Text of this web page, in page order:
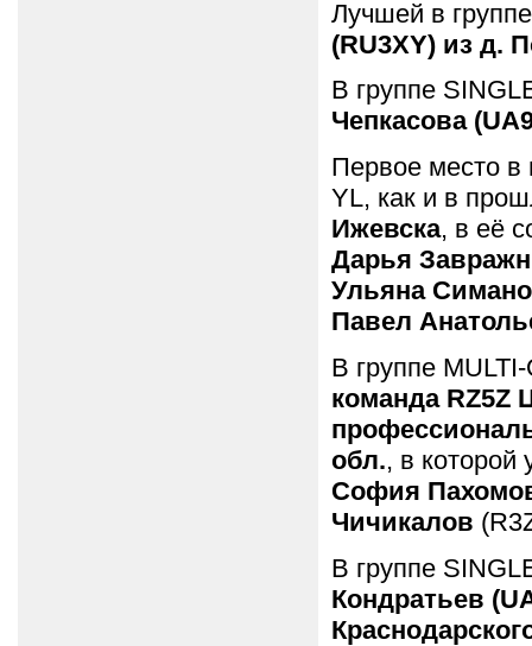
Лучшей в
(RU3XY) из д.
В группе
Чепкасова
Первое место в
YL, как и в
Ижевска, в её
Дарья
Ульяна
Павел
В группе
команда RZ5Z
обл., в которой
София
Чичикалов
В группе
Кондратьев